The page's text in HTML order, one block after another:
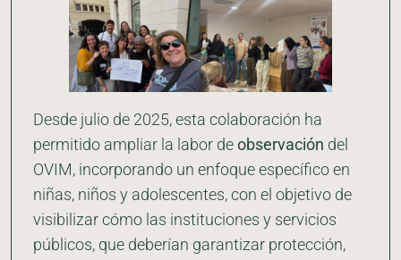
Desde julio de 2025, esta colaboración ha
permitido ampliar la labor de observación del
OVIM, incorporando un enfoque específico en
niñas, niños y adolescentes, con el objetivo de
visibilizar cómo las instituciones y servicios
públicos, que deberían garantizar protección,